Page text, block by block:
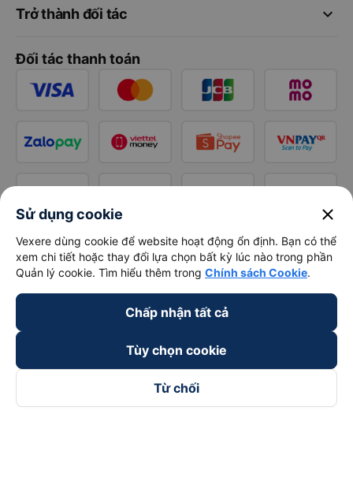
keyboard_arrow_down
Trở thành đối tác
Đối tác thanh toán
Sử dụng cookie close
Vexere dùng cookie để website hoạt động ổn định. Bạn có thể
xem chi tiết hoặc thay đổi lựa chọn bất kỳ lúc nào trong phần
Quản lý cookie. Tìm hiểu thêm trong Chính sách Cookie.
Chấp nhận tất cả
Tùy chọn cookie
Từ chối